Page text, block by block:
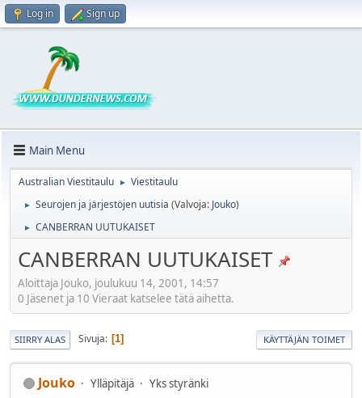
Log in Sign up
Main Menu
Australian Viestitaulu ► Viestitaulu
► Seurojen ja järjestöjen uutisia (Valvoja: Jouko)
► CANBERRAN UUTUKAISET
CANBERRAN UUTUKAISET
Aloittaja Jouko, joulukuu 14, 2001, 14:57
0 Jäsenet ja 10 Vieraat katselee tätä aihetta.
SIIRRY ALAS Sivuja 1 KÄYTTÄJÄN TOIMET
Jouko Ylläpitäjä Yks styränki